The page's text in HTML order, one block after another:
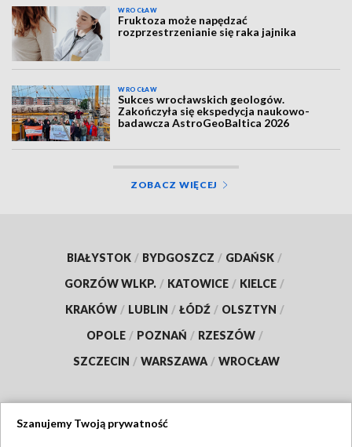
WROCŁAW
Fruktoza może napędzać
rozprzestrzenianie się raka jajnika
WROCŁAW
Sukces wrocławskich geologów.
Zakończyła się ekspedycja naukowo-
badawcza AstroGeoBaltica 2026
ZOBACZ WIĘCEJ
BIAŁYSTOK / BYDGOSZCZ / GDAŃSK /
GORZÓW WLKP. / KATOWICE / KIELCE /
KRAKÓW / LUBLIN / ŁÓDŹ / OLSZTYN /
OPOLE / POZNAŃ / RZESZÓW /
SZCZECIN / WARSZAWA / WROCŁAW
Szanujemy Twoją prywatność